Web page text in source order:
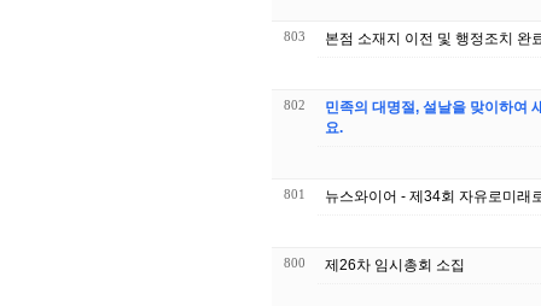
803 본점 소재지 이전 및 행정조치 완
802
민족의 대명절, 설날을 맞이하여
요.
801 뉴스와이어 - 제34회 자유로미래
800 제26차 임시총회 소집